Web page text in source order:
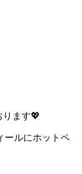
ます💖
ールにホットペ